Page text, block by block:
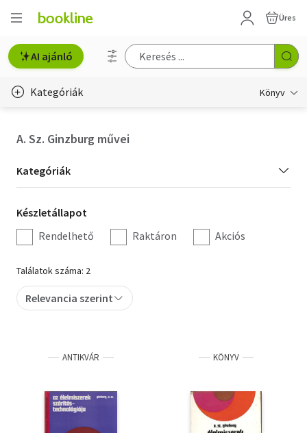
Üres
AI ajánló
Kategóriák Könyv
Hobbi, szabadidő
Irodalom
Művészet
Szakkönyv
Tankönyv, segédkönyv
Társadalomtudomány
Természettudomány
A. Sz. Ginzburg művei
Kategória
szűrés
Kategóriák
Készletállapot
szűrés
Készletállapot
Rendelhető
Raktáron Akciós
Találatok száma: 2
Relevancia szerint
ANTIKVÁR KÖNYV